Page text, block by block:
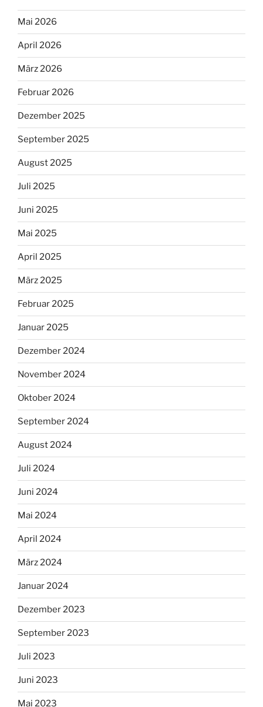
Mai 2026
April 2026
März 2026
Februar 2026
Dezember 2025
September 2025
August 2025
Juli 2025
Juni 2025
Mai 2025
April 2025
März 2025
Februar 2025
Januar 2025
Dezember 2024
November 2024
Oktober 2024
September 2024
August 2024
Juli 2024
Juni 2024
Mai 2024
April 2024
März 2024
Januar 2024
Dezember 2023
September 2023
Juli 2023
Juni 2023
Mai 2023